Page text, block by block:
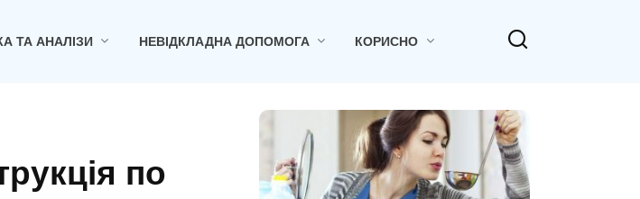
ТА АНАЛІЗИ НЕВІДКЛАДНА ДОПОМОГА КОРИСНО
по